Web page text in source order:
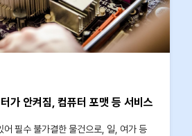
가 안켜짐, 컴퓨터 포맷 등 서비스
어 필수 불가결한 물건으로, 일, 여가 등